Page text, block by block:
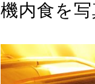
機内食を